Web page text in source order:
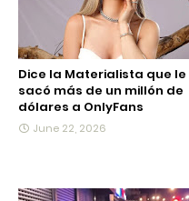
Dice la Materialista que le
sacó más de un millón de
dólares a OnlyFans
June 22, 2026